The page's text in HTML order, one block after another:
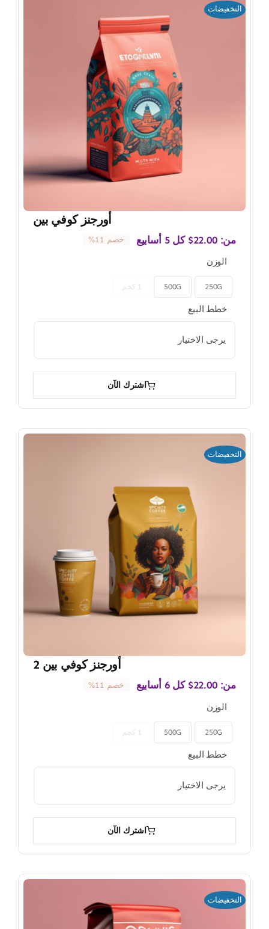
التخفيضات
أورجنز كوفي بين
من: $22.00 كل 5 أسابيع خصم 11%
الوزن
250G
500G 1 كجم
خطط البيع

اشترك الآن
التخفيضات
أورجنز كوفي بين 2
من: $22.00 كل 6 أسابيع خصم 11%
الوزن
250G
500G 1 كجم
خطط البيع

اشترك الآن
التخفيضات